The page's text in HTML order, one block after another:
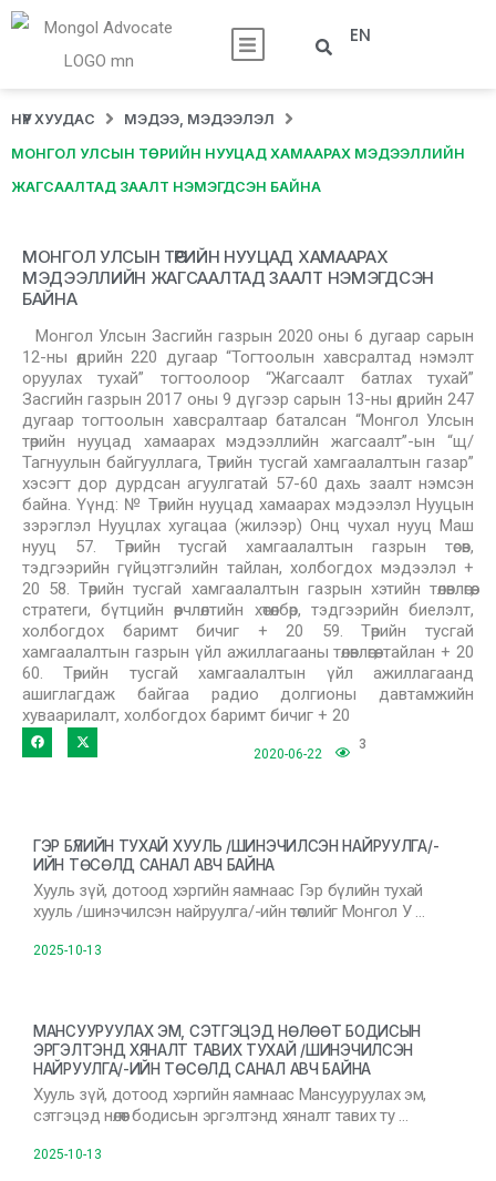
EN
НҮҮР ХУУДАС МЭДЭЭ, МЭДЭЭЛЭЛ
МОНГОЛ УЛСЫН ТӨРИЙН НУУЦАД ХАМААРАХ МЭДЭЭЛЛИЙН
ЖАГСААЛТАД ЗААЛТ НЭМЭГДСЭН БАЙНА
МОНГОЛ УЛСЫН ТӨРИЙН НУУЦАД ХАМААРАХ
МЭДЭЭЛЛИЙН ЖАГСААЛТАД ЗААЛТ НЭМЭГДСЭН
БАЙНА
Монгол Улсын Засгийн газрын 2020 оны 6 дугаар сарын
12-ны өдрийн 220 дугаар “Тогтоолын хавсралтад нэмэлт
оруулах тухай” тогтоолоор “Жагсаалт батлах тухай”
Засгийн газрын 2017 оны 9 дүгээр сарын 13-ны өдрийн 247
дугаар тогтоолын хавсралтаар баталсан “Монгол Улсын
төрийн нууцад хамаарах мэдээллийн жагсаалт”-ын “щ/
Тагнуулын байгууллага, Төрийн тусгай хамгаалалтын газар”
хэсэгт дор дурдсан агуулгатай 57-60 дахь заалт нэмсэн
байна. Үүнд: № Төрийн нууцад хамаарах мэдээлэл Нууцын
зэрэглэл Нууцлах хугацаа (жилээр) Онц чухал нууц Маш
нууц 57. Төрийн тусгай хамгаалалтын газрын төсөв,
тэдгээрийн гүйцэтгэлийн тайлан, холбогдох мэдээлэл +
20 58. Төрийн тусгай хамгаалалтын газрын хэтийн төлөвлөгөө,
стратеги, бүтцийн өөрчлөлтийн хөтөлбөр, тэдгээрийн биелэлт,
холбогдох баримт бичиг + 20 59. Төрийн тусгай
хамгаалалтын газрын үйл ажиллагааны төлөвлөгөө, тайлан + 20
60. Төрийн тусгай хамгаалалтын үйл ажиллагаанд
ашиглагдаж байгаа радио долгионы давтамжийн
хуваарилалт, холбогдох баримт бичиг + 20
2020-06-22
3
ГЭР БҮЛИЙН ТУХАЙ ХУУЛЬ /ШИНЭЧИЛСЭН НАЙРУУЛГА/-
ИЙН ТӨСӨЛД САНАЛ АВЧ БАЙНА
Хууль зүй, дотоод хэргийн яамнаас Гэр бүлийн тухай
хууль /шинэчилсэн найруулга/-ийн төслийг Монгол У …
2025-10-13
МАНСУУРУУЛАХ ЭМ, СЭТГЭЦЭД НӨЛӨӨТ БОДИСЫН
ЭРГЭЛТЭНД ХЯНАЛТ ТАВИХ ТУХАЙ /ШИНЭЧИЛСЭН
НАЙРУУЛГА/-ИЙН ТӨСӨЛД САНАЛ АВЧ БАЙНА
Хууль зүй, дотоод хэргийн яамнаас Мансууруулах эм,
сэтгэцэд нөлөөт бодисын эргэлтэнд хяналт тавих ту …
2025-10-13